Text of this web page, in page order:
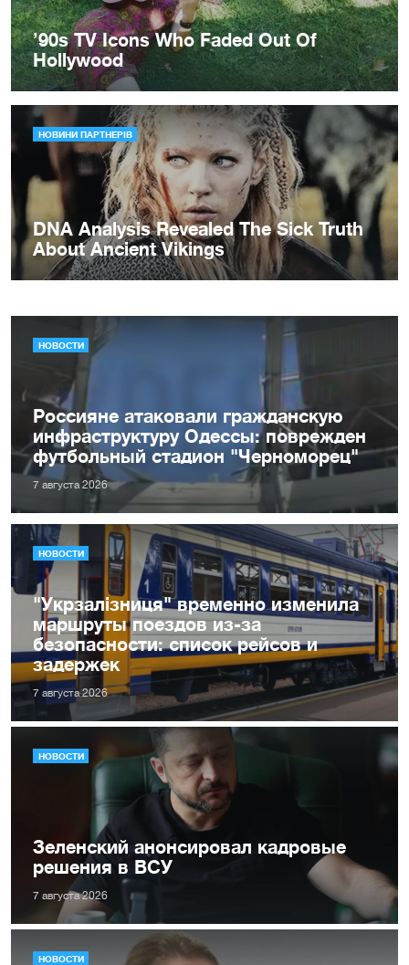
НОВОСТИ
Россияне атаковали гражданскую
инфраструктуру Одессы: поврежден
футбольный стадион "Черноморец"
7 августа 2026
НОВОСТИ
"Укрзалізниця" временно изменила
маршруты поездов из-за
безопасности: список рейсов и
задержек
7 августа 2026
НОВОСТИ
Зеленский анонсировал кадровые
решения в ВСУ
7 августа 2026
НОВОСТИ